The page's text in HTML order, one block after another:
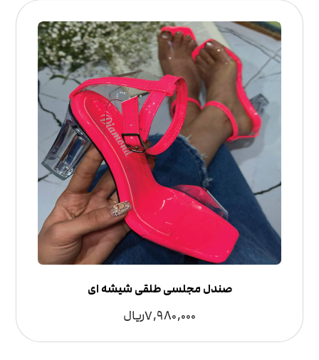
صندل مجلسی طلقی شیشه ای
7,980,000ریال